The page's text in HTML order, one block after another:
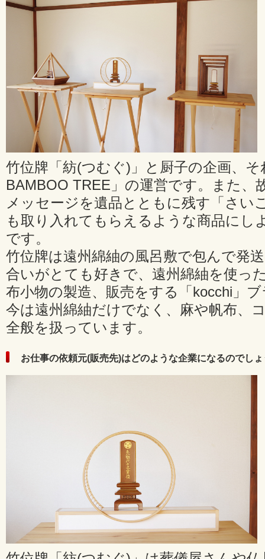
竹位牌「紡(つむぐ)」と厨子の企画、
BAMBOO TREE」の運営です。また、
メッセージを遺品とともに残す「さい
も取り入れてもらえるような商品にし
です。
竹位牌は遠州綿紬の風呂敷で包んで発
合いがとても好きで、遠州綿紬を使っ
布小物の製造、販売をする「kocchi」
今は遠州綿紬だけでなく、麻や帆布、
全般を扱っています。
お仕事の依頼元(販売先)はどのような企業になるのでし